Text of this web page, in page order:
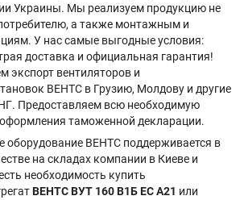
Украины. Мы реализуем продукцию не
а также монтажным и
У нас самые выгодные условия:
доставка и официальная гарантия!
экспорт вентиляторов и
ВЕНТС в Грузию, Молдову и другие
Предоставляем всю необходимую
таможенной декларации.
оборудование ВЕНТС поддерживается в
на складах компании в Киеве и
необходимость купить
ВЕНТС ВУТ 160 В1Б EC А21 или